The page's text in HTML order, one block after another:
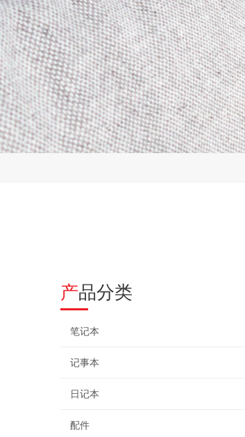
产品分类
笔记本
记事本
日记本
配件